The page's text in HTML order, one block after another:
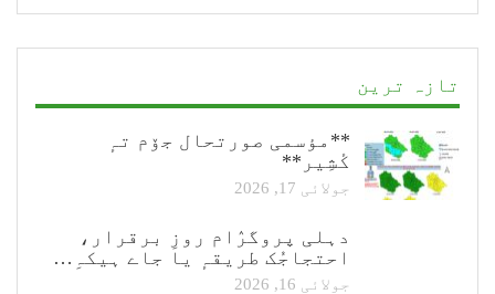
تازہ ترین
**مؤسمی صورتحال جۆم تہٕ
کٔشِیر**
جولائی 17, 2026
دہلی پروگرٛام روزِ برقرار،
احتجاجُک طریقہٕ یا جاے ہیکہِ…
جولائی 16, 2026